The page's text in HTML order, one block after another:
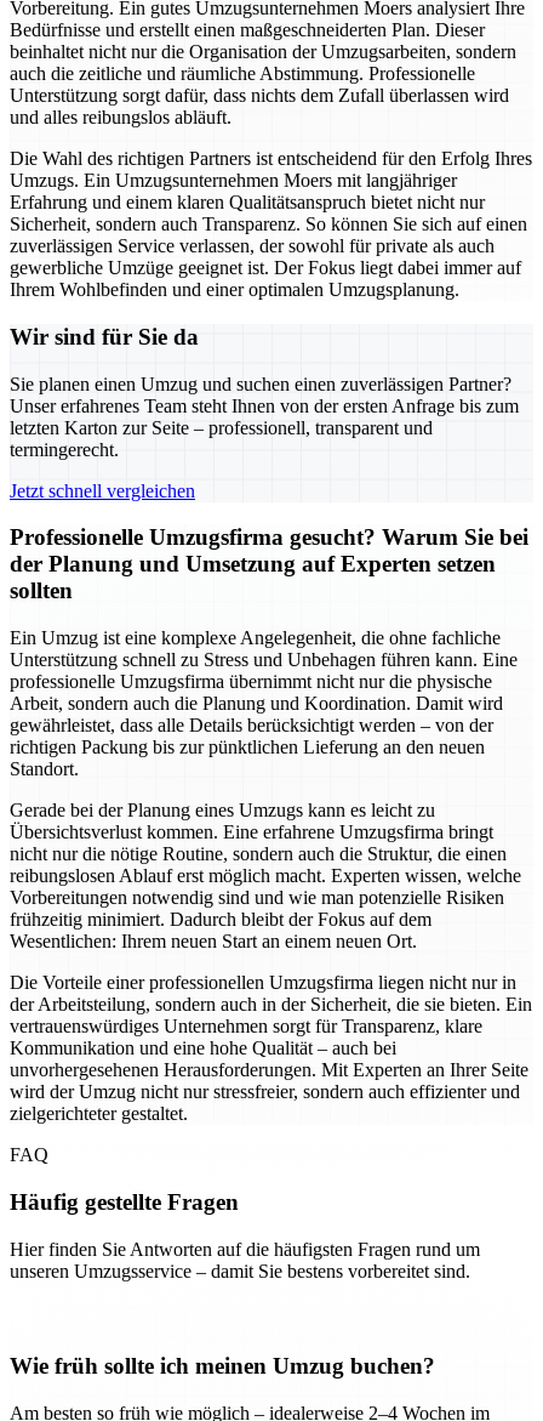
Vorbereitung. Ein gutes Umzugsunternehmen Moers analysiert Ihre
Bedürfnisse und erstellt einen maßgeschneiderten Plan. Dieser
beinhaltet nicht nur die Organisation der Umzugsarbeiten, sondern
auch die zeitliche und räumliche Abstimmung. Professionelle
Unterstützung sorgt dafür, dass nichts dem Zufall überlassen wird
und alles reibungslos abläuft.
Die Wahl des richtigen Partners ist entscheidend für den Erfolg Ihres
Umzugs. Ein Umzugsunternehmen Moers mit langjähriger
Erfahrung und einem klaren Qualitätsanspruch bietet nicht nur
Sicherheit, sondern auch Transparenz. So können Sie sich auf einen
zuverlässigen Service verlassen, der sowohl für private als auch
gewerbliche Umzüge geeignet ist. Der Fokus liegt dabei immer auf
Ihrem Wohlbefinden und einer optimalen Umzugsplanung.
Wir sind für Sie da
Sie planen einen Umzug und suchen einen zuverlässigen Partner?
Unser erfahrenes Team steht Ihnen von der ersten Anfrage bis zum
letzten Karton zur Seite – professionell, transparent und
termingerecht.
Jetzt schnell vergleichen
Professionelle Umzugsfirma gesucht? Warum Sie bei
der Planung und Umsetzung auf Experten setzen
sollten
Ein Umzug ist eine komplexe Angelegenheit, die ohne fachliche
Unterstützung schnell zu Stress und Unbehagen führen kann. Eine
professionelle Umzugsfirma übernimmt nicht nur die physische
Arbeit, sondern auch die Planung und Koordination. Damit wird
gewährleistet, dass alle Details berücksichtigt werden – von der
richtigen Packung bis zur pünktlichen Lieferung an den neuen
Standort.
Gerade bei der Planung eines Umzugs kann es leicht zu
Übersichtsverlust kommen. Eine erfahrene Umzugsfirma bringt
nicht nur die nötige Routine, sondern auch die Struktur, die einen
reibungslosen Ablauf erst möglich macht. Experten wissen, welche
Vorbereitungen notwendig sind und wie man potenzielle Risiken
frühzeitig minimiert. Dadurch bleibt der Fokus auf dem
Wesentlichen: Ihrem neuen Start an einem neuen Ort.
Die Vorteile einer professionellen Umzugsfirma liegen nicht nur in
der Arbeitsteilung, sondern auch in der Sicherheit, die sie bieten. Ein
vertrauenswürdiges Unternehmen sorgt für Transparenz, klare
Kommunikation und eine hohe Qualität – auch bei
unvorhergesehenen Herausforderungen. Mit Experten an Ihrer Seite
wird der Umzug nicht nur stressfreier, sondern auch effizienter und
zielgerichteter gestaltet.
FAQ
Häufig gestellte Fragen
Hier finden Sie Antworten auf die häufigsten Fragen rund um
unseren Umzugsservice – damit Sie bestens vorbereitet sind.
Wie früh sollte ich meinen Umzug buchen?
Am besten so früh wie möglich – idealerweise 2–4 Wochen im